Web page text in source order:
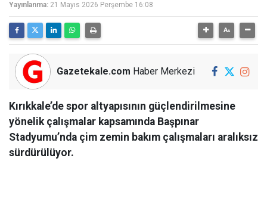
Yayınlanma: 21 Mayıs 2026 Perşembe 16:08
Gazetekale.com Haber Merkezi
Kırıkkale’de spor altyapısının güçlendirilmesine
yönelik çalışmalar kapsamında Başpınar
Stadyumu’nda çim zemin bakım çalışmaları aralıksız
sürdürülüyor.